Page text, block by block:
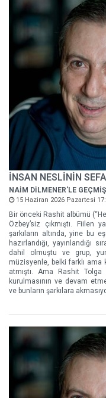
İNSAN NESLİNİN
NAİM DİLMENER'LE
15 Haziran 2026 Pazartesi
Bir önceki Rashit albümü
Özbey’siz çıkmıştı. Fiilen
şarkıların altında, yine bu
hazırlandığı, yayınlandığı
dahil olmuştu ve grup,
müzisyenle, belki farklı
atmıştı. Ama Rashit
kurulmasının ve devam
ve bunların şarkılara